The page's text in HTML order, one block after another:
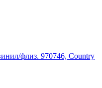
флиз. 970746, Country